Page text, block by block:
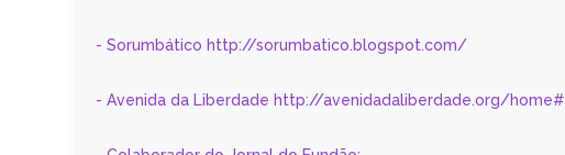
- Sorumbático http://sorumbatico.blogspot.com/
- Avenida da Liberdade http://avenidadaliberdade.org/home#